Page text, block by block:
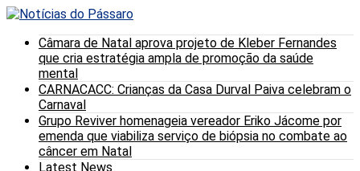
Câmara de Natal aprova projeto de Kleber Fernandes
que cria estratégia ampla de promoção da saúde
mental
CARNACACC: Crianças da Casa Durval Paiva celebram o
Carnaval
Grupo Reviver homenageia vereador Eriko Jácome por
emenda que viabiliza serviço de biópsia no combate ao
câncer em Natal
Latest News